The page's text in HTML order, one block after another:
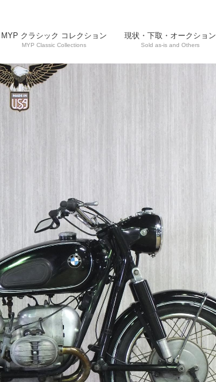
MYP クラシック コレクション
MYP Classic Collections
現状・下取・オークション
Sold as-is and Others